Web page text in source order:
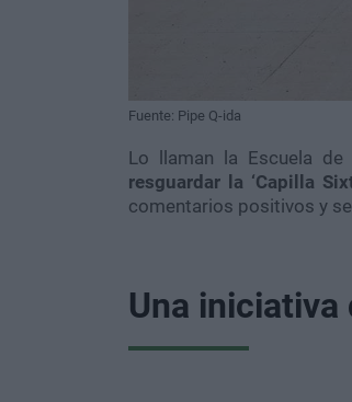
Fuente: Pipe Q-ida
Lo llaman la Escuela de
resguardar la ‘Capilla
comentarios positivos y
Una